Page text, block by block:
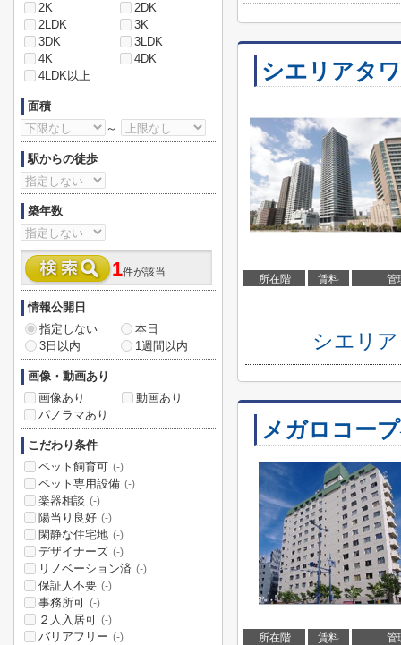
シエリアタ
所在階 賃料 管
シエリ
メガロコー
所在階 賃料 管
2K
2DK
2LDK
3K
3DK
3LDK
4K
4DK
4LDK以上
面積
～
駅からの徒歩
築年数
1件が該当
情報公開日
指定しない
本日
3日以内
1週間以内
画像・動画あり
画像あり
動画あり
パノラマあり
こだわり条件
ペット飼育可 (-)
ペット専用設備 (-)
楽器相談 (-)
陽当り良好 (-)
閑静な住宅地 (-)
デザイナーズ (-)
リノベーション済 (-)
保証人不要 (-)
事務所可 (-)
２人入居可 (-)
バリアフリー (-)